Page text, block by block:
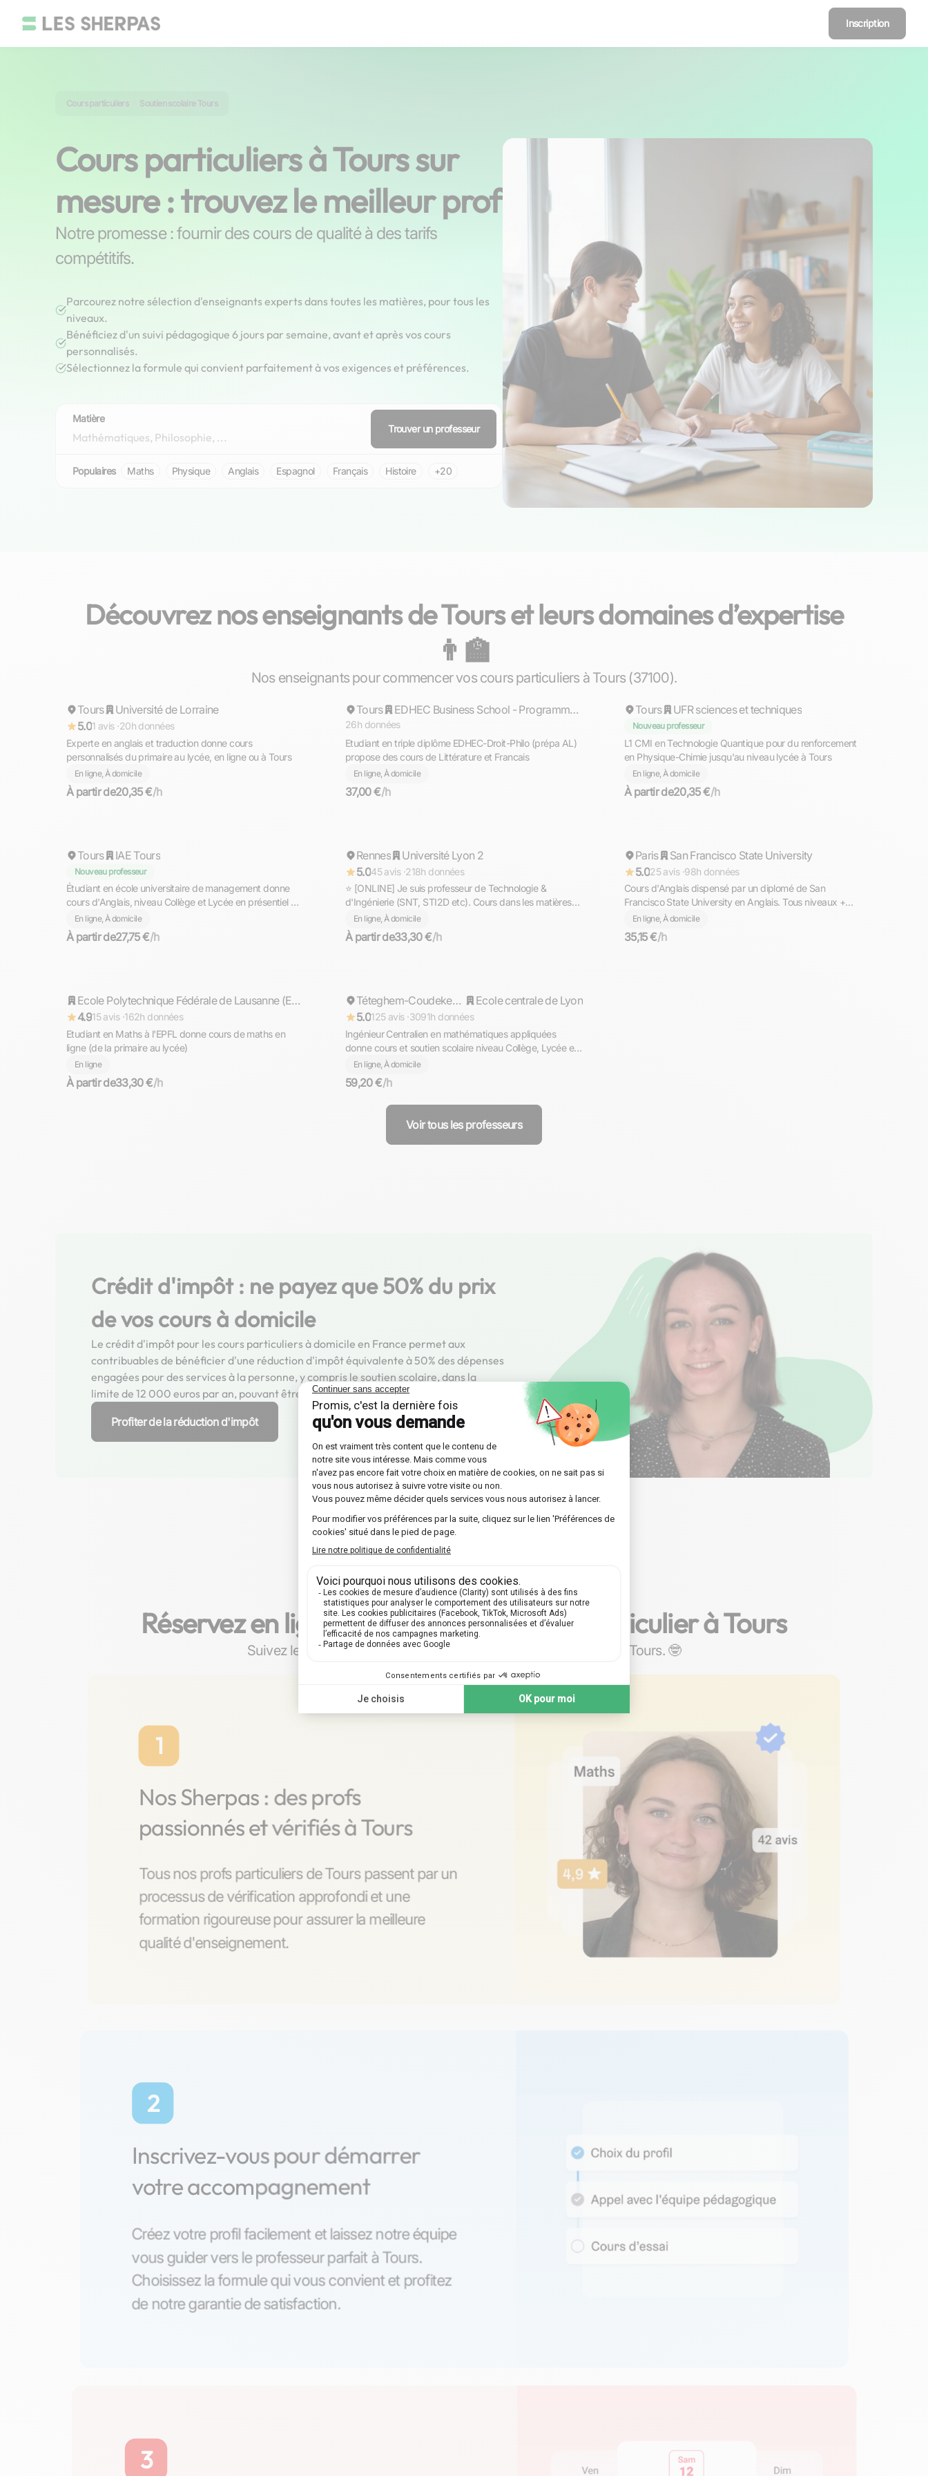
Inscription
Cours particuliers Soutien scolaire Tours
Cours particuliers à Tours sur
mesure : trouvez le meilleur prof
Notre promesse : fournir des cours de qualité à des tarifs
compétitifs.
Parcourez notre sélection d'enseignants experts dans toutes les matières, pour tous les
niveaux.
Bénéficiez d'un suivi pédagogique 6 jours par semaine, avant et après vos cours
personnalisés.
Sélectionnez la formule qui convient parfaitement à vos exigences et préférences.
Matière
Trouver un professeur
Populaires Maths Physique Anglais Espagnol Français Histoire +20
Découvrez nos enseignants de Tours et leurs domaines d’expertise
👨‍🏫
Nos enseignants pour commencer vos cours particuliers à Tours (37100).
Répond rapidement
Tours
Université de Lorraine
5.01 avis ·20h données
Experte en anglais et traduction donne cours
personnalisés du primaire au lycée, en ligne ou à Tours
En ligne, À domicile
À partir de20,35 €/h
Répond rapidement
Tours EDHEC Business School - Programme Grande École
26h données
Etudiant en triple diplôme EDHEC-Droit-Philo (prépa AL)
propose des cours de Littérature et Francais
En ligne, À domicile
37,00 €/h
Répond rapidement
Nathan
Tours UFR sciences et techniques
Nouveau professeur
L1 CMI en Technologie Quantique pour du renforcement
en Physique-Chimie jusqu'au niveau lycée à Tours
En ligne, À domicile
À partir de20,35 €/h
Tours IAE Tours
Nouveau professeur
Étudiant en école universitaire de management donne
cours d'Anglais, niveau Collège et Lycée en présentiel ou
en ligne
En ligne, À domicile
À partir de27,75 €/h
Répond rapidement
Rennes
Université Lyon 2
5.045 avis ·218h données
⭐ [ONLINE] Je suis professeur de Technologie &
d'Ingénierie (SNT, STI2D etc). Cours dans les matières
scientifiques (technologie, sciences et vie de la terre,
mathématiques, physique et chimie, EPI.
En ligne, À domicile
À partir de33,30 €/h
Répond rapidement
Paris
San Francisco State University
5.025 avis ·98h données
Cours d'Anglais dispensé par un diplomé de San
Francisco State University en Anglais. Tous niveaux +
TOEFL, TOEIC, GMAT
En ligne, À domicile
35,15 €/h
Répond rapidement
Ecole Polytechnique Fédérale de Lausanne (EPFL)
4.915 avis ·162h données
Etudiant en Maths à l'EPFL donne cours de maths en
ligne (de la primaire au lycée)
En ligne
À partir de33,30 €/h
Répond rapidement Téteghem-Coudekerque-Village
Ecole centrale de Lyon
5.0125 avis ·3091h données
Ingénieur Centralien en mathématiques appliquées
donne cours et soutien scolaire niveau Collège, Lycée et
Supérieur (prépa)
En ligne, À domicile
59,20 €/h
Voir tous les professeurs
Crédit d'impôt : ne payez que 50% du prix
de vos cours à domicile
Le crédit d'impôt pour les cours particuliers à domicile en France permet aux
contribuables de bénéficier d'une réduction d'impôt équivalente à 50% des dépenses
engagées pour des services à la personne, y compris le soutien scolaire, dans la
limite de 12 000 euros par an, pouvant être majorée sous certaines conditions.
Profiter de la réduction d'impôt
Réservez en ligne votre premier cours particulier à Tours
Suivez les étapes suivantes pour planifier votre cours particulier à Tours. 🤓
1
Nos Sherpas : des profs
passionnés et vérifiés à Tours
Tous nos profs particuliers de Tours passent par un
processus de vérification approfondi et une
formation rigoureuse pour assurer la meilleure
qualité d'enseignement.
2
Inscrivez-vous pour démarrer
votre accompagnement
Créez votre profil facilement et laissez notre équipe
vous guider vers le professeur parfait à Tours.
Choisissez la formule qui vous convient et profitez
de notre garantie de satisfaction.
3